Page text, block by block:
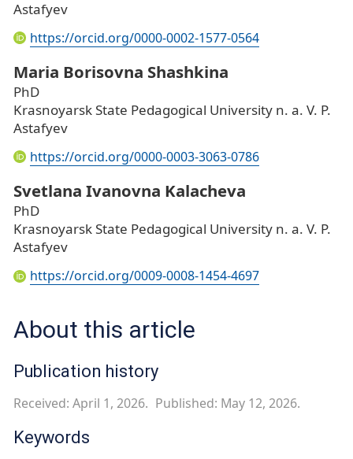
Astafyev
https://orcid.org/0000-0002-1577-0564
Maria Borisovna Shashkina
PhD
Krasnoyarsk State Pedagogical University n. a. V. P.
Astafyev
https://orcid.org/0000-0003-3063-0786
Svetlana Ivanovna Kalacheva
PhD
Krasnoyarsk State Pedagogical University n. a. V. P.
Astafyev
https://orcid.org/0009-0008-1454-4697
About this article
Publication history
Received: April 1, 2026. Published: May 12, 2026.
Keywords